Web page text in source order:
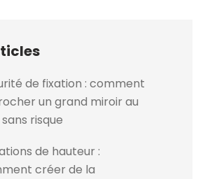
de fixation : comment
un grand miroir au
risque
de hauteur :
créer de la